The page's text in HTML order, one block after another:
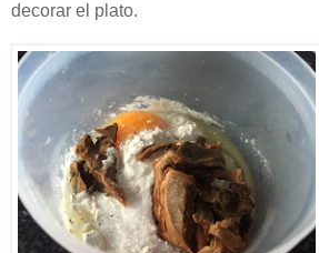
decorar el plato.